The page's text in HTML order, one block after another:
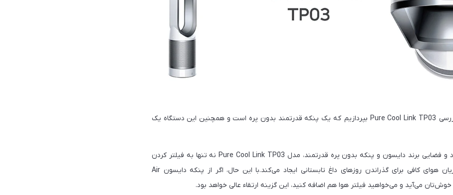
امروز می خواهیم به بررسی Pure Cool Link TP03 بپردازیم که یک پنکه قدرتمند بدون پره است و همچنین این دستگاه یک
با طراحی منحصر به فرد و فضایی برند دایسون و پنکه بدون پره قدرتمند، مدل Pure Cool Link TP03 نه تنها به فیلتر کردن
هوا می‌پردازد، بلکه جریان هوای کافی برای گذراندن روزهای داغ تابستانی ایجاد می‌کند.با این حال، اگر از پنکه دایسون Air